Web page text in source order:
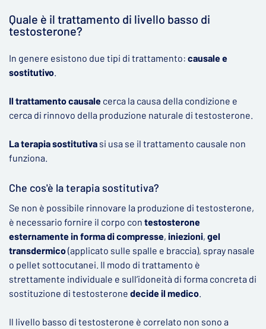
Quale è il trattamento di livello basso di
testosterone?
In genere esistono due tipi di trattamento: causale e
sostitutivo
Il trattamento causale cerca la causa della condizione e
cerca di rinnovo della produzione naturale di testosterone.
La terapia sostitutiva si usa se il trattamento causale non
funziona.
Che cos'è la terapia sostitutiva?
Se non è possibile rinnovare la produzione di testosterone,
è necessario fornire il corpo con testosterone
esternamente in forma di compresse, iniezioni, gel
transdermico(applicato sulle spalle e braccia), spray nasale
o pellet sottocutanei. Il modo di trattamento è
strettamente individuale e sull’idoneità di forma concreta di
sostituzione di testosterone decide il medico
Il livello basso di testosterone è correlato non sono a